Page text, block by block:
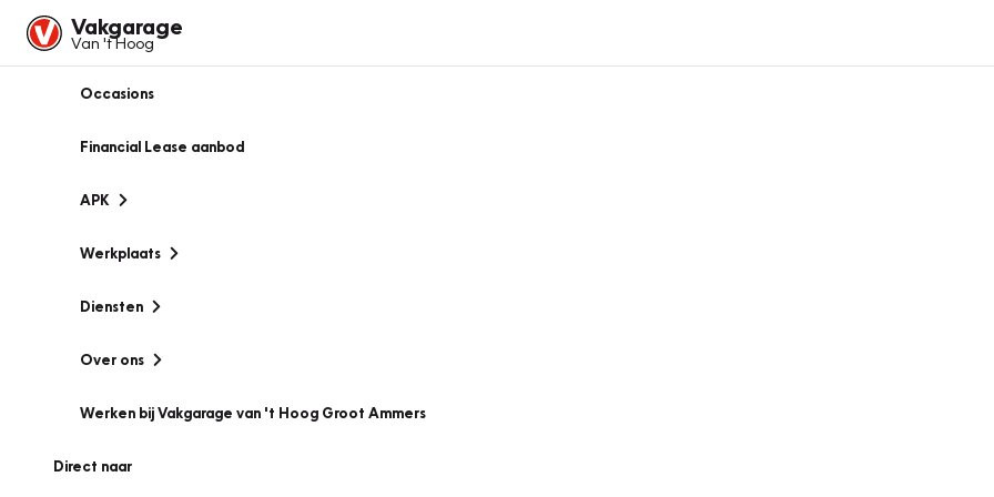
Vakgarage
Van 't Hoog
Occasions
Financial Lease aanbod
APK
Werkplaats
Diensten
Over ons
Werken bij Vakgarage van 't Hoog Groot Ammers
Direct naar